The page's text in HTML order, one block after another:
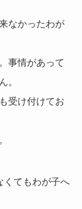
なかったわが
事情があって
。
受け付けてお
くてもわが子へ